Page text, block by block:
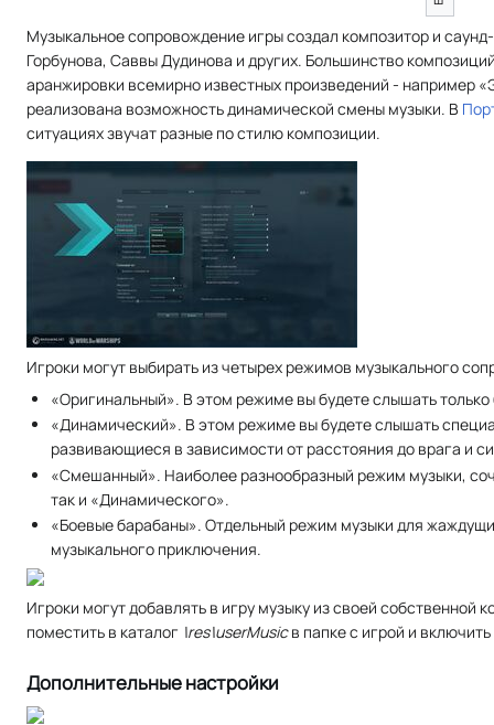
Музыкальное сопровождение игры создал композитор и
Горбунова, Саввы Дудинова и других. Большинство
аранжировки всемирно известных произведений - например
реализована возможность динамической смены музыки. В
ситуациях звучат разные по стилю композиции.
Игроки могут выбирать из четырех режимов музыкального
«Оригинальный». В этом режиме вы будете слышать
«Динамический». В этом режиме вы будете слышать
развивающиеся в зависимости от расстояния до врага и
«Смешанный». Наиболее разнообразный режим музыки,
так и «Динамического».
«Боевые барабаны». Отдельный режим музыки для
музыкального приключения.
Игроки могут добавлять в игру музыку из своей собственной
поместить в каталог \res\userMusicв папке с игрой и
Дополнительные настройки